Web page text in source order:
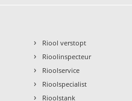
› Riool verstopt
› Rioolinspecteur
› Rioolservice
› Rioolspecialist
› Rioolstank